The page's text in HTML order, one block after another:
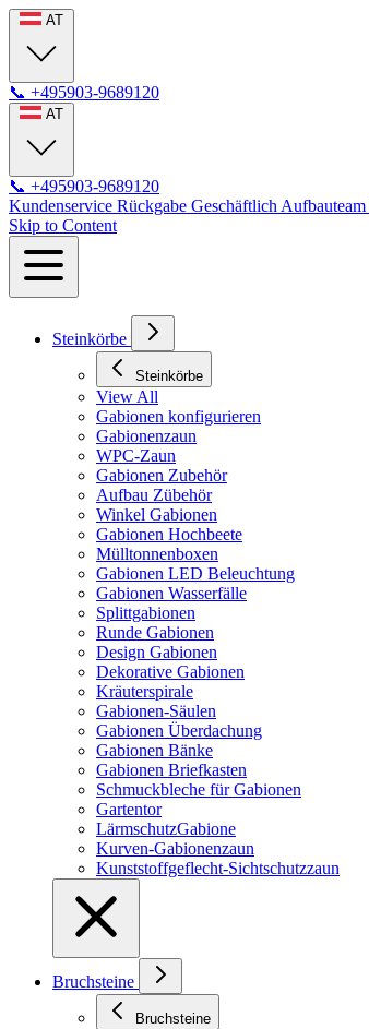
AT
📞 +495903-9689120
AT
📞 +495903-9689120
Kundenservice Rückgabe Geschäftlich Aufbauteam
Skip to Content
Steinkörbe
Steinkörbe
View All
Gabionen konfigurieren
Gabionenzaun
WPC-Zaun
Gabionen Zubehör
Aufbau Zübehör
Winkel Gabionen
Gabionen Hochbeete
Mülltonnenboxen
Gabionen LED Beleuchtung
Gabionen Wasserfälle
Splittgabionen
Runde Gabionen
Design Gabionen
Dekorative Gabionen
Kräuterspirale
Gabionen-Säulen
Gabionen Überdachung
Gabionen Bänke
Gabionen Briefkasten
Schmuckbleche für Gabionen
Gartentor
LärmschutzGabione
Kurven-Gabionenzaun
Kunststoffgeflecht-Sichtschutzzaun
Bruchsteine
Bruchsteine